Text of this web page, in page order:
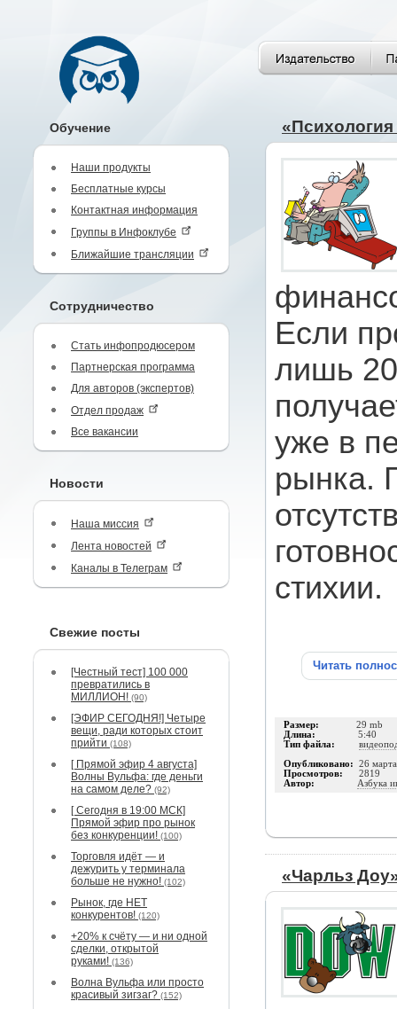
Обучение
Наши продукты
Бесплатные курсы
Контактная информация
Группы в Инфоклубе
Ближайшие трансляции
Сотрудничество
Стать инфопродюсером
Партнерская программа
Для авторов (экспертов)
Отдел продаж
Все вакансии
Новости
Наша миссия
Лента новостей
Каналы в Телеграм
Свежие посты
[Честный тест] 100 000
превратились в
МИЛЛИОН! (90)
[ЭФИР СЕГОДНЯ!] Четыре
вещи, ради которых стоит
прийти (108)
[ Прямой эфир 4 августа]
Волны Вульфа: где деньги
на самом деле? (92)
[ Сегодня в 19:00 МСК]
Прямой эфир про рынок
без конкуренции! (100)
Торговля идёт — и
дежурить у терминала
больше не нужно! (102)
Рынок, где НЕТ
конкурентов! (120)
+20% к счёту — и ни одной
сделки, открытой
руками! (136)
Волна Вульфа или просто
красивый зигзаг? (152)
«Психология
Если
лишь
уже в
рынка.
стихии.
Читать
Размер: 29 mb
Длина: 5:40
Тип файла:
Опубликовано: 26
Просмотров: 2819
Автор: Азбука
«Чарльз